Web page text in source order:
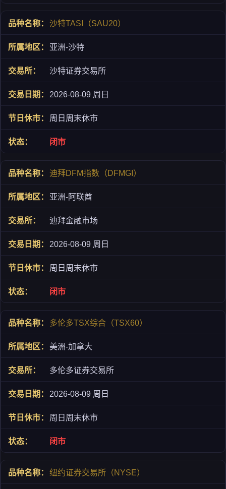
沙特TASI（SAU20）
亚洲-沙特
沙特证券交易所
2026-08-09 周日
周日周末休市
闭市
迪拜DFM指数（DFMGI）
亚洲-阿联酋
迪拜金融市场
2026-08-09 周日
周日周末休市
闭市
多伦多TSX综合（TSX60）
美洲-加拿大
多伦多证券交易所
2026-08-09 周日
周日周末休市
闭市
纽约证券交易所（NYSE）